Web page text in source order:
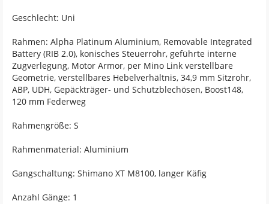
Geschlecht: Uni
Rahmen: Alpha Platinum Aluminium, Removable Integrated
Battery (RIB 2.0), konisches Steuerrohr, geführte interne
Zugverlegung, Motor Armor, per Mino Link verstellbare
Geometrie, verstellbares Hebelverhältnis, 34,9 mm Sitzrohr,
ABP, UDH, Gepäckträger- und Schutzblechösen, Boost148,
120 mm Federweg
Rahmengröße: S
Rahmenmaterial: Aluminium
Gangschaltung: Shimano XT M8100, langer Käfig
Anzahl Gänge: 1